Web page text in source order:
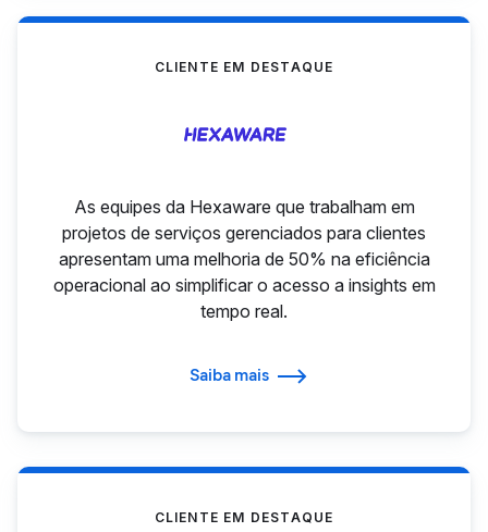
CLIENTE EM DESTAQUE
As equipes da Hexaware que trabalham em
projetos de serviços gerenciados para clientes
apresentam uma melhoria de 50% na eficiência
operacional ao simplificar o acesso a insights em
tempo real.
Saiba mais
CLIENTE EM DESTAQUE